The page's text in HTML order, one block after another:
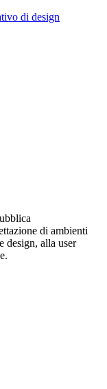
di design
di ambienti
design, alla user